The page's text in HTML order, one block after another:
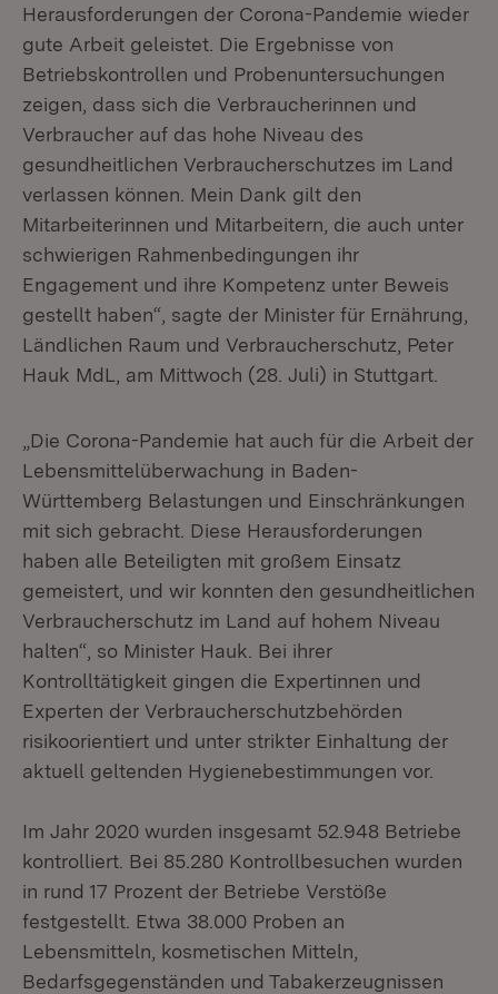
Herausforderungen der Corona-Pandemie wieder
gute Arbeit geleistet. Die Ergebnisse von
Betriebskontrollen und Probenuntersuchungen
zeigen, dass sich die Verbraucherinnen und
Verbraucher auf das hohe Niveau des
gesundheitlichen Verbraucherschutzes im Land
verlassen können. Mein Dank gilt den
Mitarbeiterinnen und Mitarbeitern, die auch unter
schwierigen Rahmenbedingungen ihr
Engagement und ihre Kompetenz unter Beweis
gestellt haben“, sagte der Minister für Ernährung,
Ländlichen Raum und Verbraucherschutz, Peter
Hauk MdL, am Mittwoch (28. Juli) in Stuttgart.
„Die Corona-Pandemie hat auch für die Arbeit der
Lebensmittelüberwachung in Baden-
Württemberg Belastungen und Einschränkungen
mit sich gebracht. Diese Herausforderungen
haben alle Beteiligten mit großem Einsatz
gemeistert, und wir konnten den gesundheitlichen
Verbraucherschutz im Land auf hohem Niveau
halten“, so Minister Hauk. Bei ihrer
Kontrolltätigkeit gingen die Expertinnen und
Experten der Verbraucherschutzbehörden
risikoorientiert und unter strikter Einhaltung der
aktuell geltenden Hygienebestimmungen vor.
Im Jahr 2020 wurden insgesamt 52.948 Betriebe
kontrolliert. Bei 85.280 Kontrollbesuchen wurden
in rund 17 Prozent der Betriebe Verstöße
festgestellt. Etwa 38.000 Proben an
Lebensmitteln, kosmetischen Mitteln,
Bedarfsgegenständen und Tabakerzeugnissen